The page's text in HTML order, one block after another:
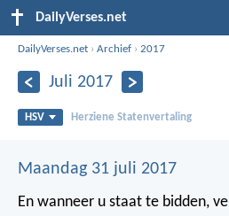
DailyVerses.net
DailyVerses.net ›Archief ›2017
Juli 2017
HSV Herziene Statenvertaling
Maandag 31 juli 2017
En wanneer u staat te bidden,